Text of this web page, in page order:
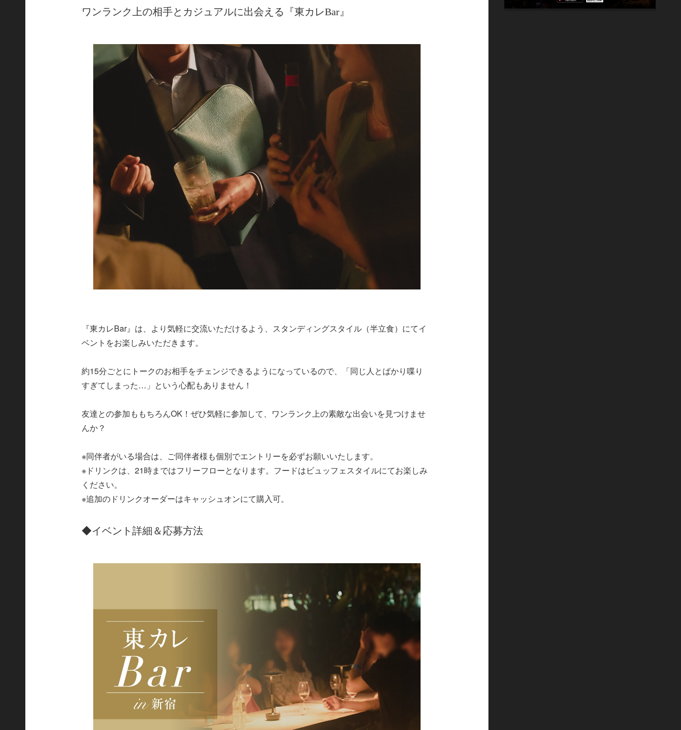
ワンランク上の相手とカジュアルに出会える『東カレBar』
『東カレBar』は、より気軽に交流いただけるよう、スタンディングスタイル（半立食）にてイ
ベントをお楽しみいただきます。
約15分ごとにトークのお相手をチェンジできるようになっているので、「同じ人とばかり喋り
すぎてしまった…」という心配もありません！
友達との参加ももちろんOK！ぜひ気軽に参加して、ワンランク上の素敵な出会いを見つけませ
んか？
※同伴者がいる場合は、ご同伴者様も個別でエントリーを必ずお願いいたします。
※ドリンクは、21時まではフリーフローとなります。フードはビュッフェスタイルにてお楽しみ
ください。
※追加のドリンクオーダーはキャッシュオンにて購入可。
◆イベント詳細＆応募方法